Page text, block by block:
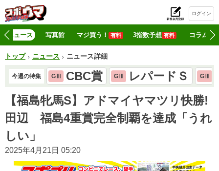
ログイン
ニュース 写真館 マジ買う！ 有料 3指数予想 有料 コラム
トップ ニュース ニュース詳細
今週の特集 GⅢ CBC賞 GⅢ レパードＳ GⅢ
【福島牝馬S】アドマイヤマツリ快勝!
田辺 福島4重賞完全制覇を達成「うれ
しい」
2025年4月21日 05:20